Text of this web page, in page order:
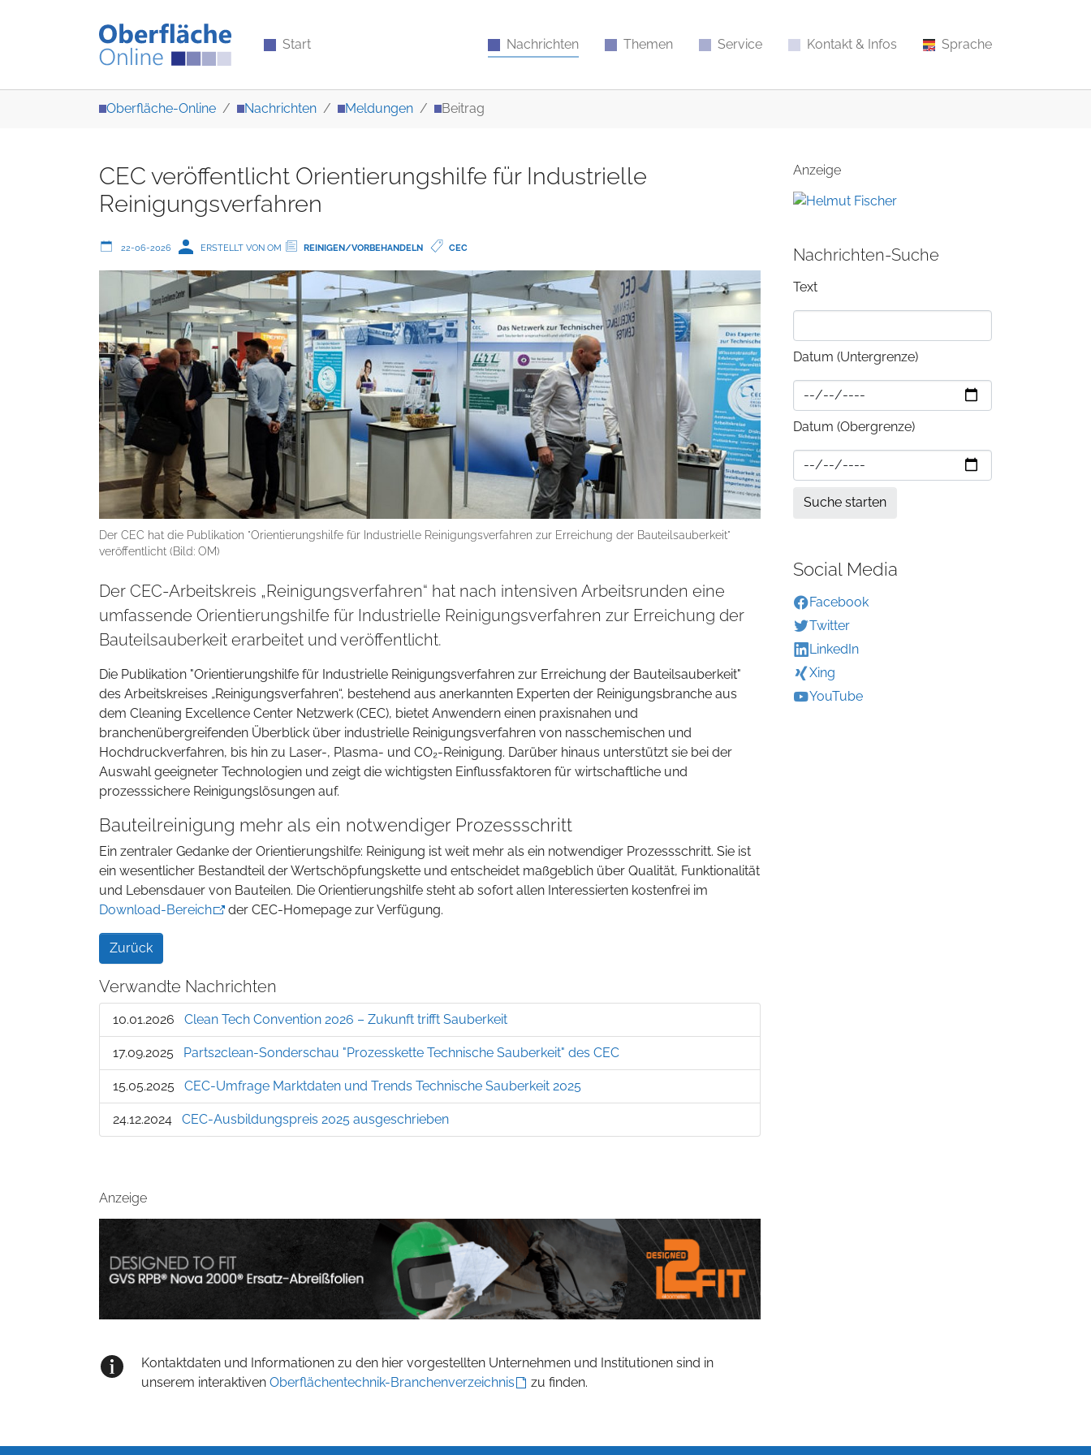
Start Nachrichten Themen Service Kontakt & Infos Sprache
Oberfläche-Online Nachrichten Meldungen Beitrag
CEC veröffentlicht Orientierungshilfe für Industrielle
Reinigungsverfahren
22-06-2026 ERSTELLT VON OM REINIGEN/VORBEHANDELN CEC
Der CEC hat die Publikation "Orientierungshilfe für Industrielle Reinigungsverfahren zur Erreichung der Bauteilsauberkeit"
veröffentlicht (Bild: OM)
Der CEC-Arbeitskreis „Reinigungsverfahren“ hat nach intensiven Arbeitsrunden eine
umfassende Orientierungshilfe für Industrielle Reinigungsverfahren zur Erreichung der
Bauteilsauberkeit erarbeitet und veröffentlicht.
Die Publikation "Orientierungshilfe für Industrielle Reinigungsverfahren zur Erreichung der Bauteilsauberkeit"
des Arbeitskreises „Reinigungsverfahren“, bestehend aus anerkannten Experten der Reinigungsbranche aus
dem Cleaning Excellence Center Netzwerk (CEC), bietet Anwendern einen praxisnahen und
branchenübergreifenden Überblick über industrielle Reinigungsverfahren von nasschemischen und
Hochdruckverfahren, bis hin zu Laser-, Plasma- und CO₂-Reinigung. Darüber hinaus unterstützt sie bei der
Auswahl geeigneter Technologien und zeigt die wichtigsten Einflussfaktoren für wirtschaftliche und
prozesssichere Reinigungslösungen auf.
Bauteilreinigung mehr als ein notwendiger Prozessschritt
Ein zentraler Gedanke der Orientierungshilfe: Reinigung ist weit mehr als ein notwendiger Prozessschritt. Sie ist
ein wesentlicher Bestandteil der Wertschöpfungskette und entscheidet maßgeblich über Qualität, Funktionalität
und Lebensdauer von Bauteilen. Die Orientierungshilfe steht ab sofort allen Interessierten kostenfrei im
Download-Bereich
der CEC-Homepage zur Verfügung.
Zurück
Verwandte Nachrichten
10.01.2026 Clean Tech Convention 2026 – Zukunft trifft Sauberkeit
17.09.2025 Parts2clean-Sonderschau "Prozesskette Technische Sauberkeit" des CEC
15.05.2025 CEC-Umfrage Marktdaten und Trends Technische Sauberkeit 2025
24.12.2024 CEC-Ausbildungspreis 2025 ausgeschrieben
Anzeige
Kontaktdaten und Informationen zu den hier vorgestellten Unternehmen und Institutionen sind in
unserem interaktiven Oberflächentechnik-Branchenverzeichnis zu finden.
Anzeige
Nachrichten-Suche
Text
Datum (Untergrenze)
Datum (Obergrenze)
Social Media
Facebook
Twitter
LinkedIn
Xing
YouTube